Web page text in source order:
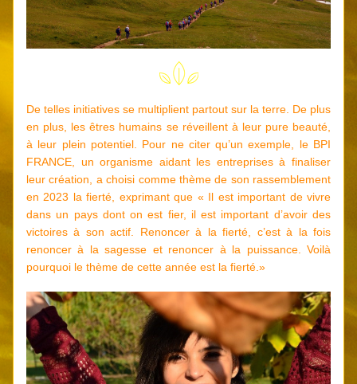
De telles initiatives se multiplient partout sur la terre. De plus
en plus, les êtres humains se réveillent à leur pure beauté,
à leur plein potentiel. Pour ne citer qu’un exemple, le BPI
FRANCE, un organisme aidant les entreprises à finaliser
leur création, a choisi comme thème de son rassemblement
en 2023 la fierté, exprimant que « Il est important de vivre
dans un pays dont on est fier, il est important d’avoir des
victoires à son actif. Renoncer à la fierté, c’est à la fois
renoncer à la sagesse et renoncer à la puissance. Voilà
pourquoi le thème de cette année est la fierté.»